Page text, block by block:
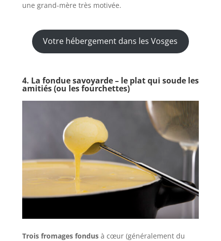
une grand-mère très motivée.
Votre hébergement dans les Vosges
4. La fondue savoyarde – le plat qui soude les
amitiés (ou les fourchettes)
Trois fromages fondusà cœur (généralement du